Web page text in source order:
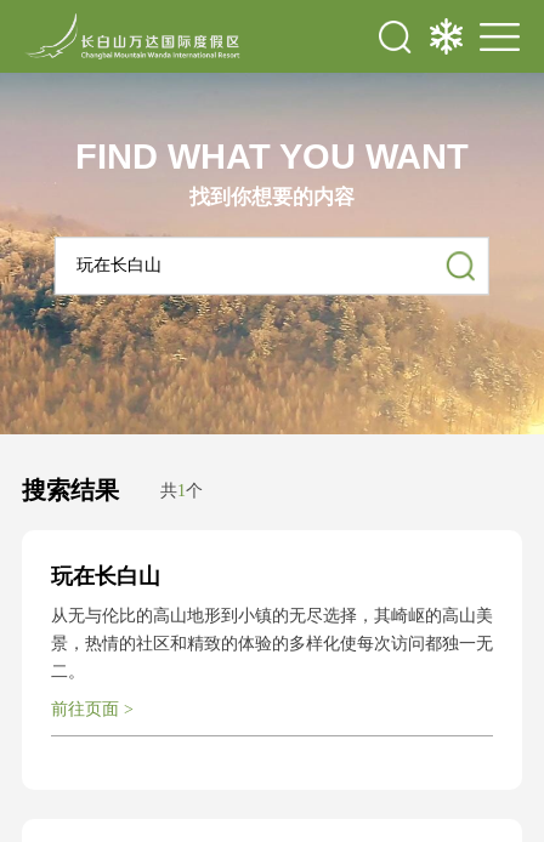
FIND WHAT YOU WANT
找到你想要的内容
搜索结果 共1个
玩在长白山
从无与伦比的高山地形到小镇的无尽选择，其崎岖的高山美
景，热情的社区和精致的体验的多样化使每次访问都独一无
二。
前往页面 >